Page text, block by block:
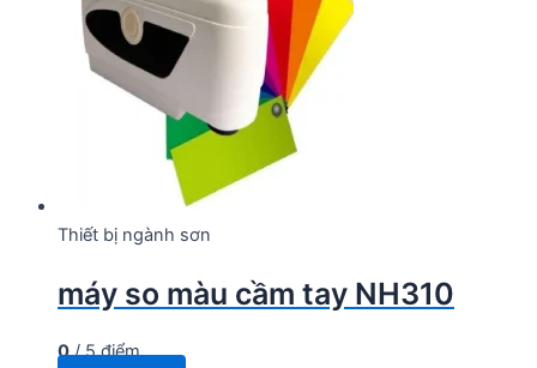
Thiết bị ngành sơn
máy so màu cầm tay NH310
0/ 5 điểm